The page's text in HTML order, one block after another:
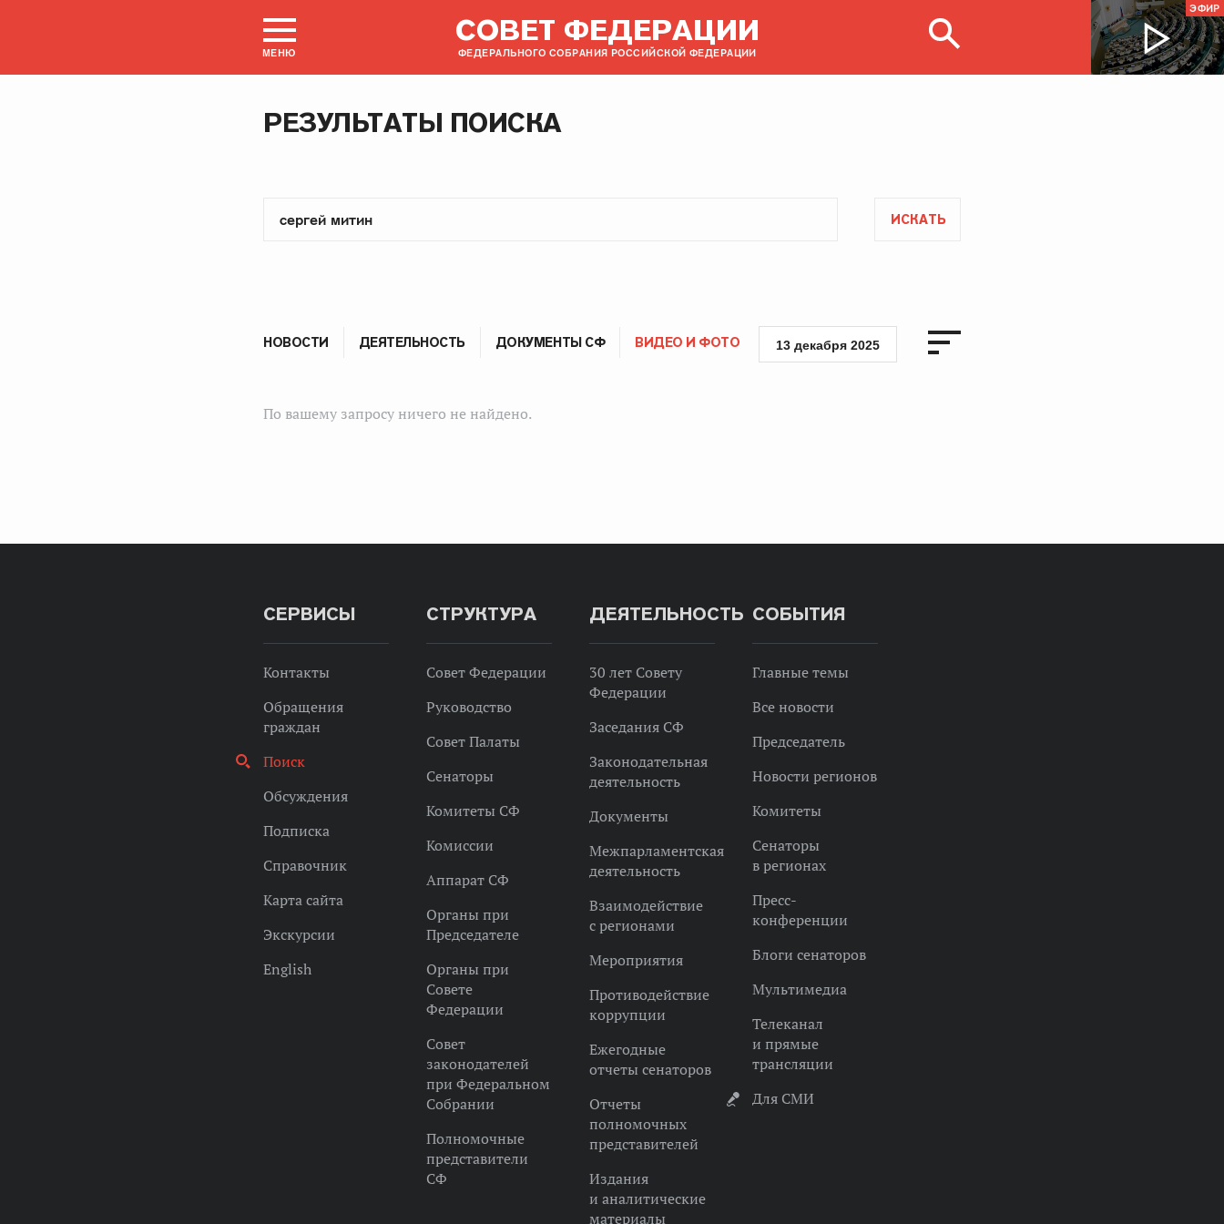
МЕНЮ
СОВЕТ ФЕДЕРАЦИИ
ФЕДЕРАЛЬНОГО СОБРАНИЯ РОССИЙСКОЙ ФЕДЕРАЦИИ
ЭФИР
РЕЗУЛЬТАТЫ ПОИСКА
ИСКАТЬ
НОВОСТИ ДЕЯТЕЛЬНОСТЬ ДОКУМЕНТЫ СФ ВИДЕО И ФОТО 13 декабря 2025
По вашему запросу ничего не найдено.
СЕРВИСЫ
Контакты
Обращения
граждан
Поиск
Обсуждения
Подписка
Справочник
Карта сайта
Экскурсии
English
СТРУКТУРА
Совет Федерации
Руководство
Совет Палаты
Сенаторы
Комитеты СФ
Комиссии
Аппарат СФ
Органы при
Председателе
Органы при
Совете
Федерации
Совет
законодателей
при Федеральном
Собрании
Полномочные
представители
СФ
ДЕЯТЕЛЬНОСТЬ
30 лет Совету
Федерации
Заседания СФ
Законодательная
деятельность
Документы
Межпарламентская
деятельность
Взаимодействие
с регионами
Мероприятия
Противодействие
коррупции
Ежегодные
отчеты сенаторов
Отчеты
полномочных
представителей
Издания
и аналитические
материалы
СОБЫТИЯ
Главные темы
Все новости
Председатель
Новости регионов
Комитеты
Сенаторы
в регионах
Пресс-
конференции
Блоги сенаторов
Мультимедиа
Телеканал
и прямые
трансляции
Для СМИ